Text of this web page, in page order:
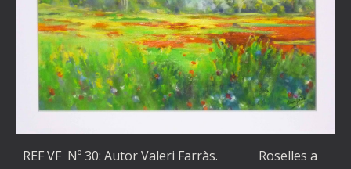
REF VF Nº30: Autor Valeri Farràs.
Roselles a